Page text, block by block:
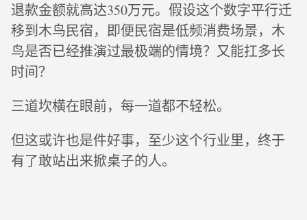
退款金额就高达350万元。假设这个数字平行迁
移到木鸟民宿，即便民宿是低频消费场景，木
鸟是否已经推演过最极端的情境？又能扛多长
时间？
三道坎横在眼前，每一道都不轻松。
但这或许也是件好事，至少这个行业里，终于
有了敢站出来掀桌子的人。